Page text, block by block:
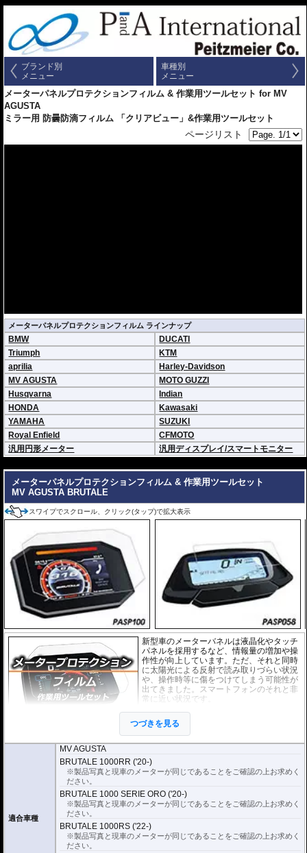
ブランド別
メニュー
車種別
メニュー
メーターパネルプロテクションフィルム & 作業用ツールセット for MV
AGUSTA
ミラー用 防曇防滴フィルム 「クリアビュー」&作業用ツールセット
ページリスト
メーターパネルプロテクションフィルム ラインナップ
BMW
DUCATI
Triumph
KTM
aprilia
Harley-Davidson
MV AGUSTA
MOTO GUZZI
Husqvarna
Indian
HONDA
Kawasaki
YAMAHA
SUZUKI
Royal Enfield
CFMOTO
汎用円形メーター
汎用ディスプレイ/スマートモニター
メーターパネルプロテクションフィルム & 作業用ツールセット
MV AGUSTA BRUTALE
スワイプでスクロール、クリック(タップ)で拡大表示
新型車のメーターバネルは液晶化やタッチ
パネルを採用するなど、情報量の増加や操
作性が向上しています。ただ、それと同時
に太陽光による反射で読み取りづらい状況
や、操作時等に傷をつけてしまう可能性が
出てきました。スマートフォンのそれと非
常に近い状況です。
このメーターパネルプロテクションフィル
ムは不要な傷や汚れからメーターパネルを
保護します。
ーパークリアとアンチグレア)が入っており、それぞれ目的に合わせたものをご
利用いただけます。
スーパークリア :耐摩耗性が非常に高く、
とメーターになじみ、フィルムの存在がほ
とんどわからなくなります。
アンチグレア :
陽光などによる反射を軽減。視認性の低下
を防ぎ、メーターを読み取りやすくしま
つづきを見る
適合車種
MV AGUSTA
BRUTALE 1000RR ('20-)
※製品写真と現車のメーターが同じであることをご確認の上お求めく
ださい。
BRUTALE 1000 SERIE ORO ('20-)
※製品写真と現車のメーターが同じであることをご確認の上お求めく
ださい。
BRUTALE 1000RS ('22-)
※製品写真と現車のメーターが同じであることをご確認の上お求めく
ださい。